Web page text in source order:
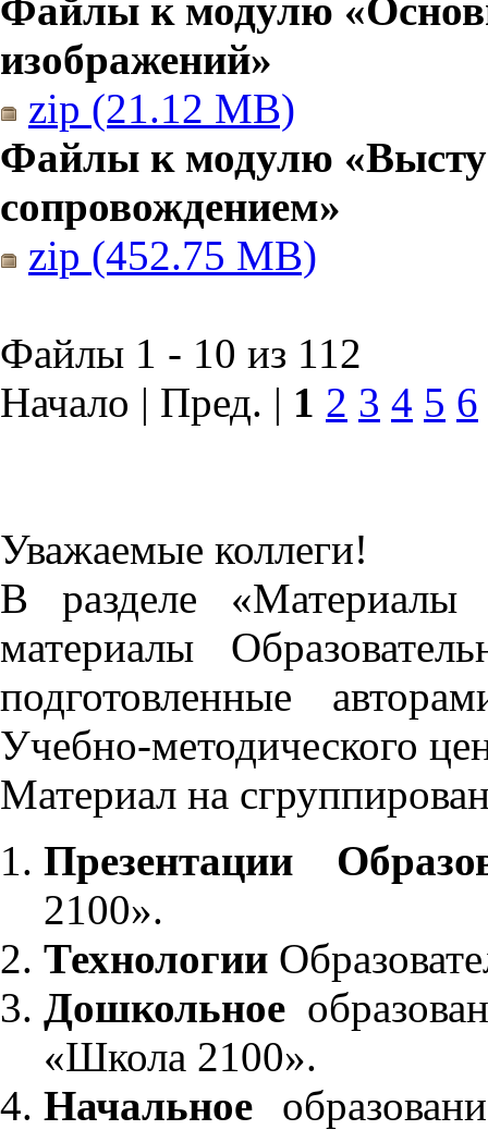
Файлы к модулю
изображений»
zip (21.12 MB)
Файлы к модулю
сопровождением»
zip (452.75 MB)
Файлы 1 - 10 из 112
Начало | Пред. | 1 2 3 4 5 6
Уважаемые коллеги!
В разделе «Материалы
материалы
подготовленные
Учебно-методического
Материал на
Презентации
2100».
Технологии
Дошкольное
«Школа 2100».
Начальное